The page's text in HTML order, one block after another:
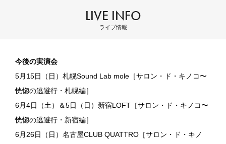
LIVE INFO
ライブ情報
今後の実演会
5月15日（日）札幌Sound Lab mole［サロン・ド・キノコ〜
恍惚の逃避行・札幌編］
6月4日（土）＆5日（日）新宿LOFT［サロン・ド・キノコ〜
恍惚の逃避行・新宿編］
6月26日（日）名古屋CLUB QUATTRO［サロン・ド・キノ